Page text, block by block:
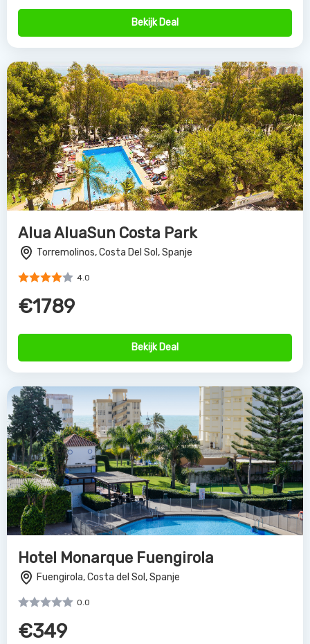
Bekijk Deal
Alua AluaSun Costa Park
Torremolinos, Costa Del Sol, Spanje
4.0
€1789
Bekijk Deal
Hotel Monarque Fuengirola
Fuengirola, Costa del Sol, Spanje
0.0
€349